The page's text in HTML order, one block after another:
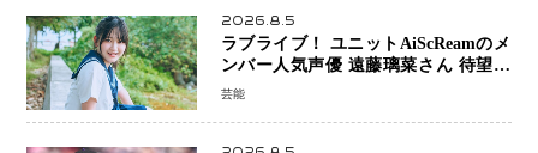
2026.8.5
ラブライブ！ ユニットAiScReamのメ
ンバー人気声優 遠藤璃菜さん 待望の
1st写真集が10月6日発売決定！ 沖縄ロ
情まで収録
芸能